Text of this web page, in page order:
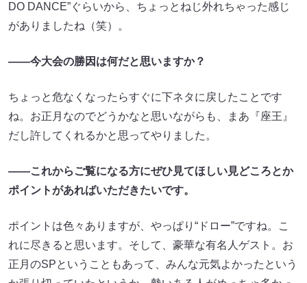
DO DANCE”ぐらいから、ちょっとねじ外れちゃった感じ
がありましたね（笑）。
――今大会の勝因は何だと思いますか？
ちょっと危なくなったらすぐに下ネタに戻したことです
ね。お正月なのでどうかなと思いながらも、まあ『座王』
だし許してくれるかと思ってやりました。
――これからご覧になる方にぜひ見てほしい見どころとか
ポイントがあればいただきたいです。
ポイントは色々ありますが、やっぱり“ドロー”ですね。こ
れに尽きると思います。そして、豪華な有名人ゲスト。お
正月のSPということもあって、みんな元気よかったという